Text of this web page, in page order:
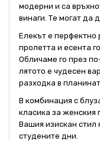
модерни и са
винаги. Те могат да
Елекът е
пролетта и есента
Обличаме го през
лятото е чудесен
разходка в
В комбинация с
класика за женския
Вашия изискан
студените дни.